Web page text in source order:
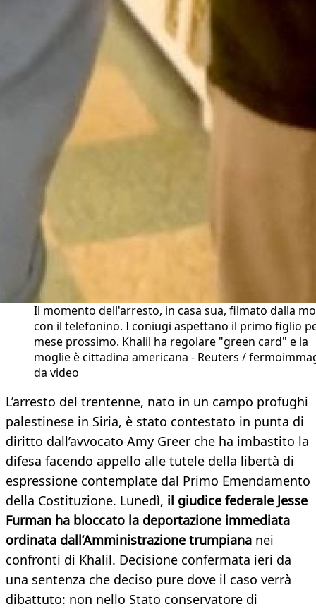
Il momento dell'arresto, in casa sua, filmato dalla
con il telefonino. I coniugi aspettano il primo figlio
mese prossimo. Khalil ha regolare "green card" e la
moglie è cittadina americana - Reuters /
da video
L’arresto del trentenne, nato in un campo profughi
palestinese in Siria, è stato contestato in punta di
diritto dall’avvocato Amy Greer che ha imbastito la
difesa facendo appello alle tutele della libertà di
espressione contemplate dal Primo Emendamento
della Costituzione. Lunedì, il giudice federale Jesse
Furman ha bloccato la deportazione immediata
ordinata dall’Amministrazione trumpiana nei
confronti di Khalil. Decisione confermata ieri da
una sentenza che deciso pure dove il caso verrà
dibattuto: non nello Stato conservatore di